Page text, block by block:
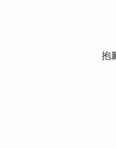
抱